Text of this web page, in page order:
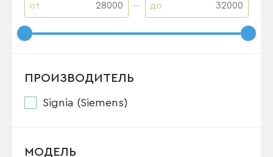
от до
ПРОИЗВОДИТЕЛЬ
Signia (Siemens)
МОДЕЛЬ